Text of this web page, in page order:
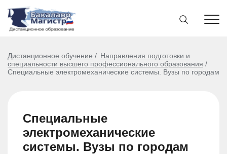
Дистанционное обучение
Направления подготовки и
специальности высшего профессионального образования
Специальные электромеханические системы. Вузы по городам
Специальные
электромеханические
системы. Вузы по городам